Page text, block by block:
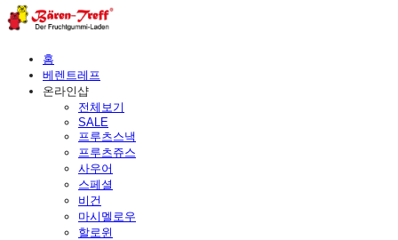
홈
베렌트레프
온라인샵
전체보기
SALE
프루츠스낵
프루츠쥬스
사우어
스페셜
비건
마시멜로우
할로윈